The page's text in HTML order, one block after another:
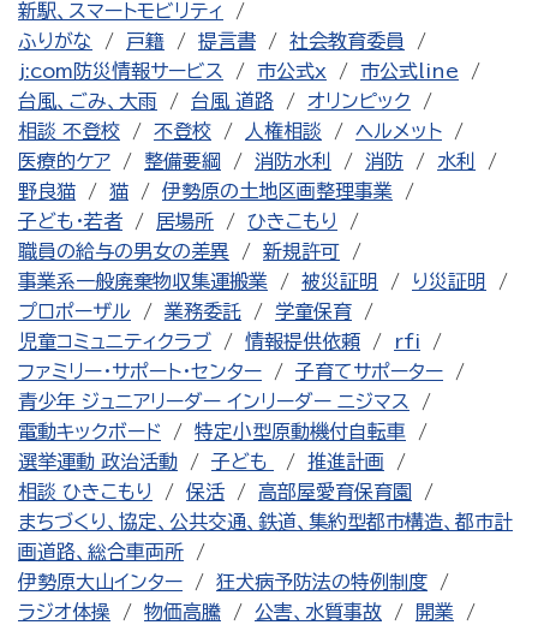
新駅、スマートモビリティ
ふりがな
戸籍 提言書
社会教育委員
j:com防災情報サービス
市公式x
市公式line
台風、ごみ、大雨
台風 道路
オリンピック
相談 不登校
不登校 人権相談
ヘルメット
医療的ケア
整備要綱 消防水利 消防
水利
野良猫
猫
伊勢原の土地区画整理事業
子ども・若者
居場所
ひきこもり
職員の給与の男女の差異
新規許可
事業系一般廃棄物収集運搬業
被災証明
り災証明
プロポーザル
業務委託
学童保育
児童コミュニティクラブ
情報提供依頼
rfi
ファミリー・サポート・センター
子育てサポーター
青少年 ジュニアリーダー インリーダー ニジマス
電動キックボード
特定小型原動機付自転車
選挙運動 政治活動
子ども
推進計画
相談 ひきこもり
保活
高部屋愛育保育園
まちづくり、協定、公共交通、鉄道、集約型都市構造、都市計
画道路、総合車両所
伊勢原大山インター
狂犬病予防法の特例制度
ラジオ体操
物価高騰 公害、水質事故
開業